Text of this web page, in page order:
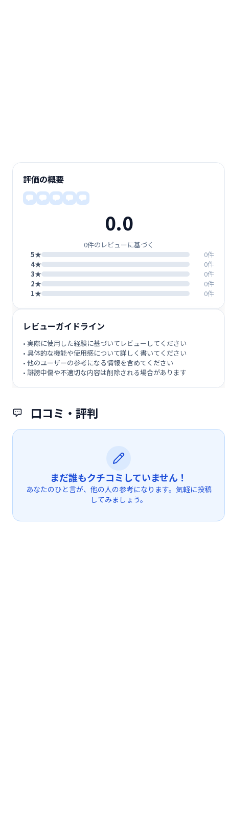
口コミ・評判
まだ誰もクチコミしていません！
あなたのひと言が、他の人の参考になります。気軽に投稿
してみましょう。
評価の概要
0.0
0件のレビューに基づく
5★
0件
4★
0件
3★
0件
2★
0件
1★
0件
レビューガイドライン
• 実際に使用した経験に基づいてレビューしてください
• 具体的な機能や使用感について詳しく書いてください
• 他のユーザーの参考になる情報を含めてください
• 誹謗中傷や不適切な内容は削除される場合があります